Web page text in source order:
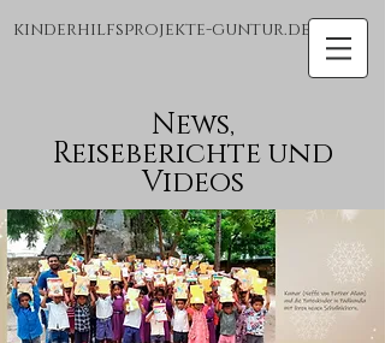
kinderhilfsprojekte-guntur.de
News,
Reiseberichte und
Videos